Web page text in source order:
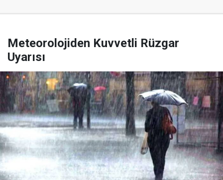
Meteorolojiden Kuvvetli Rüzgar
Uyarısı